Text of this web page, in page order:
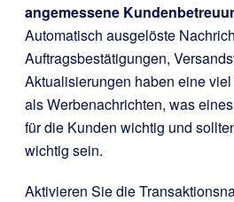
angemessene
Automatisch ausgelöste
Auftragsbestätigungen,
Aktualisierungen haben eine
als Werbenachrichten, was
für die Kunden wichtig und
wichtig sein.
Aktivieren Sie die